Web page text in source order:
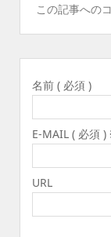
この記事への
名前 ( 必須 )
E-MAIL ( 必須
URL